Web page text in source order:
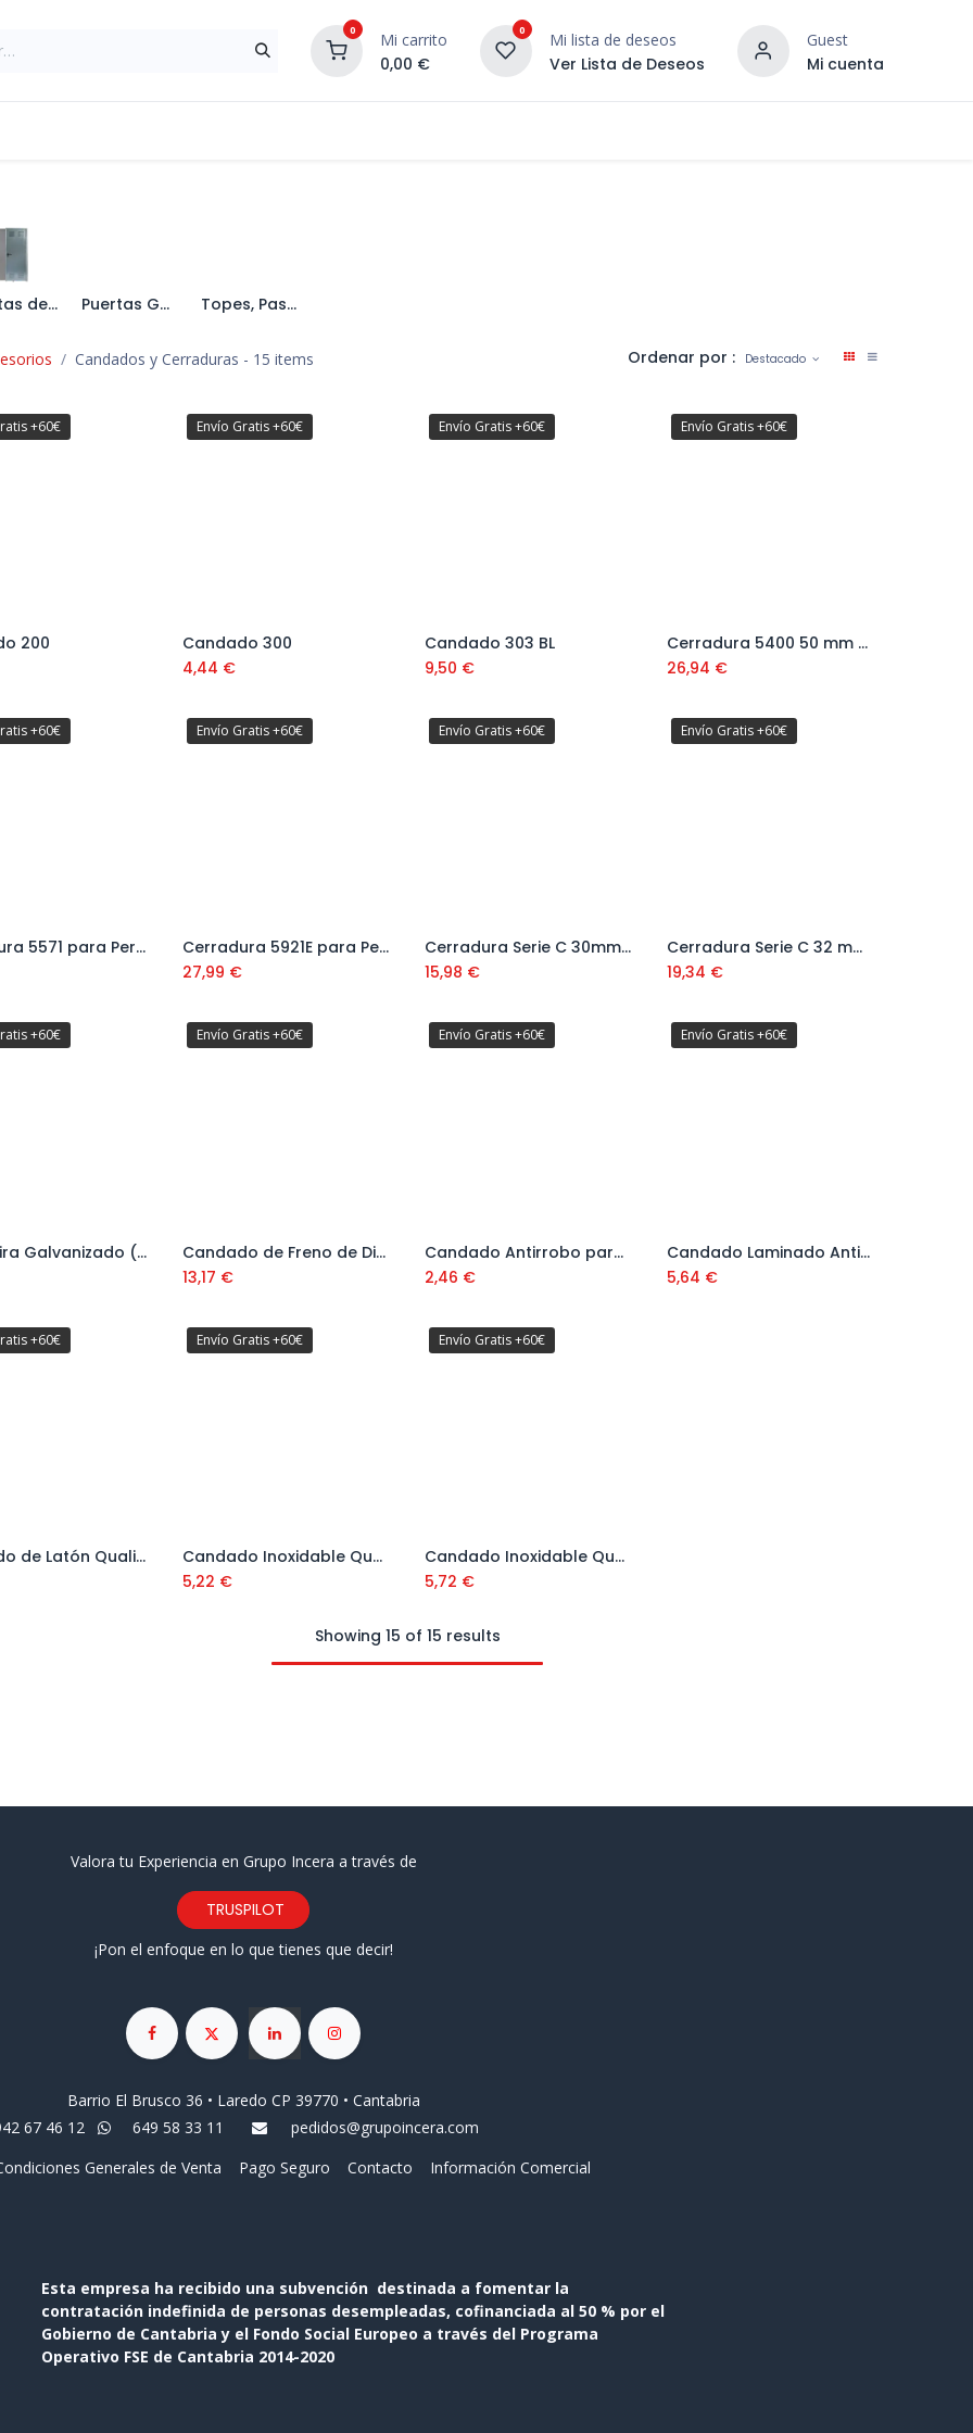
0 Mi carrito
0,00 €
0 Mi lista de deseos
Ver Lista de Deseos
Guest
Mi cuenta
¡DESCUBRE NUESTRO
Puertas de Seguridad Puertas Galvanizadas y Lacadas Topes, Pasadores y Bisagras
Candados y Cerraduras - 15 items Ordenar por : Destacado
+60€
Añadir al carrito
200
Envío Gratis +60€
Candado 300
4,44 €
Envío Gratis +60€
Añadir al carrito
Candado 303 BL
9,50 €
Envío Gratis +60€
Añadir al carrito
Cerradura 5400 50 mm hasta cerradura Ref: 9540150BL
26,94 €
+60€
Añadir al carrito
Cerradura 5571 para Perfil de Metal 27 mm hasta cerradura Ref: 9557132BL
Envío Gratis +60€
Añadir al carrito
Cerradura 5921E para Perfil de Aluminio 27 mm hasta cerradura (Picaporte reversible) Ref: 9557132BL
27,99 €
Envío Gratis +60€
Añadir al carrito
Cerradura Serie C 30mm con Cilindro Estandar Ref: 9C053030N
15,98 €
Envío Gratis +60€
Añadir al carrito
Cerradura Serie C 32 mm con Cilindro con Protección Anti-Taladro Ref: 9C253232LBL
19,34 €
+60€
Añadir al carrito
Cierre Lira Galvanizado (2 ud) Ref. 61001152A
Envío Gratis +60€
Añadir al carrito
Candado de Freno de Disco con Cable 1 Metro Ref. 10403311
13,17 €
Envío Gratis +60€
Añadir al carrito
Candado Antirrobo para Bicicletas con Cable de Acero 50 cm Ref. 10403301
2,46 €
Envío Gratis +60€
Añadir al carrito
Candado Laminado Antihumedad
5,64 €
+60€
Añadir al carrito
Candado de Latón Quality Plus
Envío Gratis +60€
Añadir al carrito
Candado Inoxidable Quality Plus
5,22 €
Envío Gratis +60€
Añadir al carrito
Candado Inoxidable Quality Plus Arco Largo
5,72 €
Showing 15 of 15 results
Valora tu Experiencia en Grupo Incera a través de
TRUSPILOT
¡Pon el enfoque en lo que tienes que decir!
Barrio El Brusco 36 • Laredo CP 39770 • Cantabria
67 46 12
649 58 33 11
pedidos@grupoincera.com
Generales de Venta Pago Seguro Contacto Información Comercial
Esta empresa ha recibido una subvención destinada a fomentar la
contratación indefinida de personas desempleadas, cofinanciada al 50 % por el
Gobierno de Cantabria y el Fondo Social Europeo a través del Programa
Operativo FSE de Cantabria 2014-2020